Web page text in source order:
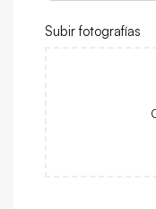
Subir fotografías